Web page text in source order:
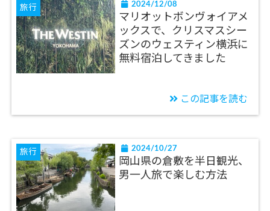
旅行 2024/12/08
マリオットボンヴォイアメ
ックスで、クリスマスシー
ズンのウェスティン横浜に
無料宿泊してきました
この記事を読む
旅行 2024/10/27
岡山県の倉敷を半日観光、
男一人旅で楽しむ方法